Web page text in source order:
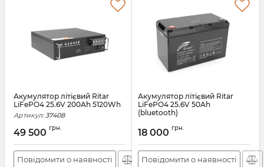
Акумулятор літієвий Ritar
LiFePO4 25.6V 200Ah 5120Wh
Артикул: 37408
49 500 грн.
Повідомити о наявності
Акумулятор літієвий Ritar
LiFePO4 25.6V 50Ah
(bluetooth)
18 000 грн.
Повідомити о наявності